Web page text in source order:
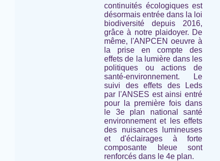
continuités écologiques est
désormais entrée dans la loi
biodiversité depuis 2016,
grâce à notre plaidoyer. De
même, l'ANPCEN oeuvre à
la prise en compte des
effets de la lumière dans les
politiques ou actions de
santé-environnement. Le
suivi des effets des Leds
par l'ANSES est ainsi entré
pour la première fois dans
le 3e plan national santé
environnement et les effets
des nuisances lumineuses
et d'éclairages à forte
composante bleue sont
renforcés dans le 4e plan.